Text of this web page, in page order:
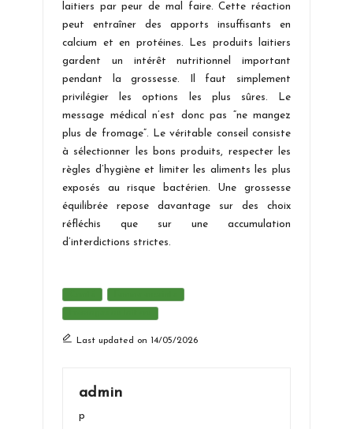
laitiers par peur de mal faire. Cette réaction
peut entraîner des apports insuffisants en
calcium et en protéines. Les produits laitiers
gardent un intérêt nutritionnel important
pendant la grossesse. Il faut simplement
privilégier les options les plus sûres. Le
message médical n’est donc pas “ne mangez
plus de fromage”. Le véritable conseil consiste
à sélectionner les bons produits, respecter les
règles d’hygiène et limiter les aliments les plus
exposés au risque bactérien. Une grossesse
équilibrée repose davantage sur des choix
réfléchis que sur une accumulation
d’interdictions strictes.
Tags:
Last updated on 14/05/2026
admin
p